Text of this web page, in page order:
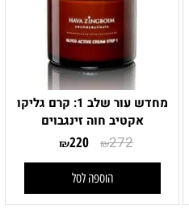
מחדש עור שלב 1: קרם גליקו
אקטיב חוה זינגבוים
₪272
₪220
הוספה לסל